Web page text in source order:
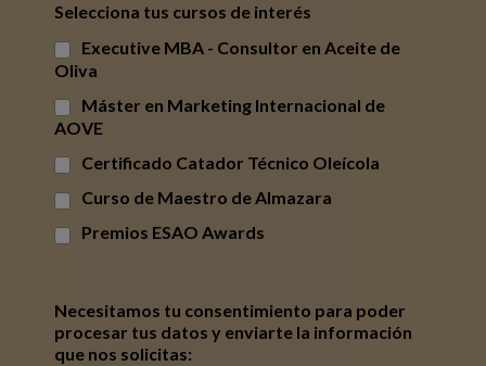
Selecciona tus cursos de interés
Executive MBA - Consultor en Aceite de
Oliva
Máster en Marketing Internacional de
AOVE
Certificado Catador Técnico Oleícola
Curso de Maestro de Almazara
Premios ESAO Awards
Necesitamos tu consentimiento para poder
procesar tus datos y enviarte la información
que nos solicitas: